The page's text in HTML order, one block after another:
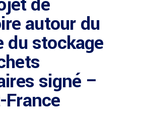
autour du
du stockage
signé –
France